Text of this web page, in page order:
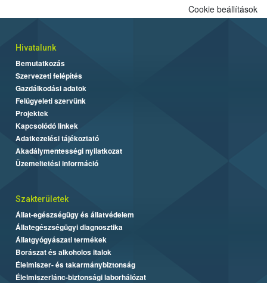
Cookie beállítások
Hivatalunk
Bemutatkozás
Szervezeti felépítés
Gazdálkodási adatok
Felügyeleti szervünk
Projektek
Kapcsolódó linkek
Adatkezelési tájékoztató
Akadálymentességi nyilatkozat
Üzemeltetési információ
Szakterületek
Állat-egészségügy és állatvédelem
Állategészségügyi diagnosztika
Állatgyógyászati termékek
Borászat és alkoholos italok
Élelmiszer- és takarmánybiztonság
Élelmiszerlánc-biztonsági laborhálózat